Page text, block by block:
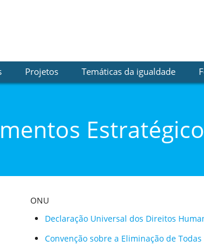
Projetos Temáticas da igualdade
ONU
Declaração Universal dos Direitos
Convenção sobre a Eliminação de